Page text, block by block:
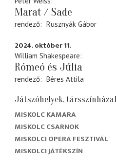
Marat / Sade
rendező Rusznyák Gábor
2024. október 11.
William Shakespeare
Rómeó és Júlia
rendező Béres Attila
Játszóhelyek,
MISKOLC KAMARA
MISKOLC CSARNOK
MISKOLCI OPERA FESZTIVÁL
MISKOLCI JÁTÉKSZÍN